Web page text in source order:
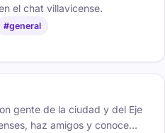
el chat villavicense.
#general
gente de la ciudad y del Eje
haz amigos y conoce